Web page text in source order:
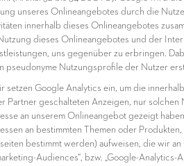
unseres Onlineangebotes durch die
innerhalb dieses Onlineangebotes
dieses Onlineangebotes und der
uns gegenüber zu erbringen.
pseudonyme Nutzungsprofile der Nutzer
setzen Google Analytics ein, um die
Partner geschalteten Anzeigen, nur solchen
an unserem Onlineangebot gezeigt
an bestimmten Themen oder
bestimmt werden) aufweisen, die wir
Audiences“, bzw. „Google-Analytics-